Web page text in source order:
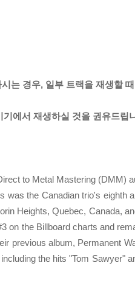
는 경우, 일부 트랙을 재생할
에서 재생하실 것을 권유드립
to Metal Mastering (DMM)
was the Canadian trio's eighth
Heights, Quebec, Canada,
on the Billboard charts and
previous album, Permanent
the hits "Tom Sawyer"